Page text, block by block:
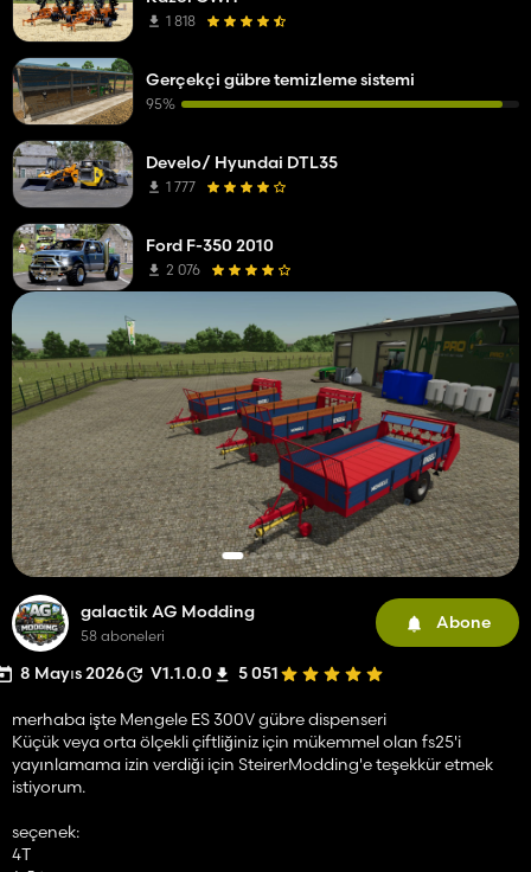
galactik AG Modding
58 aboneleri
Abone
8 Mayıs 2026 V1.1.0.0 5 051
merhaba işte Mengele ES 300V gübre dispenseri
Küçük veya orta ölçekli çiftliğiniz için mükemmel olan fs25'i
yayınlamama izin verdiği için SteirerModding'e teşekkür etmek
istiyorum.
seçenek:
4T
1 818
Gerçekçi gübre temizleme sistemi
95%
Develo/ Hyundai DTL35
1 777
Ford F-350 2010
2 076